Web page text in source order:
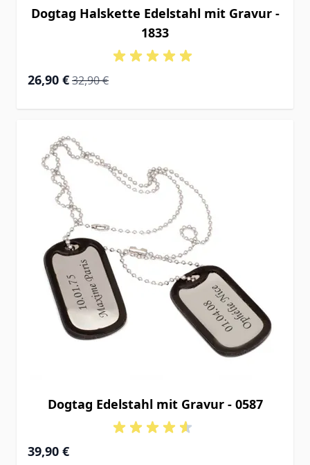
Dogtag Halskette Edelstahl mit Gravur -
1833
Special Price
26,90 € Regular Price
32,90 €
Dogtag Edelstahl mit Gravur - 0587
39,90 €